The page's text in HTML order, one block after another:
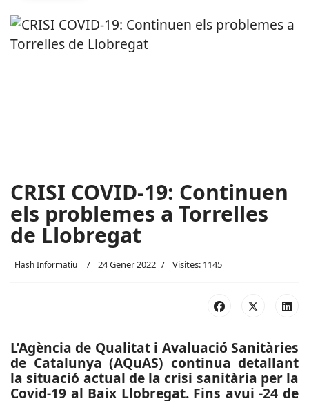
CRISI COVID-19: Continuen
els problemes a Torrelles
de Llobregat
Flash Informatiu 24 Gener 2022 Visites: 1145
L’Agència de Qualitat i Avaluació Sanitàries
de Catalunya (AQuAS) continua detallant
la situació actual de la crisi sanitària per la
Covid-19 al Baix Llobregat. Fins avui -24 de